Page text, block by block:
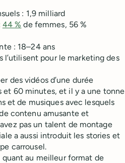
: 1,9 milliard
44 % de femmes, 56 %
: 18–24 ans
l’utilisent pour le marketing des
des vidéos d’une durée
et 60 minutes, et il y a une tonne
et de musiques avec lesquels
contenu amusante et
pas un talent de montage
a aussi introduit les stories et
carrousel.
quant au meilleur format de